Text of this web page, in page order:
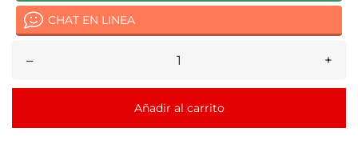
CHAT EN LINEA
– +
Añadir al carrito